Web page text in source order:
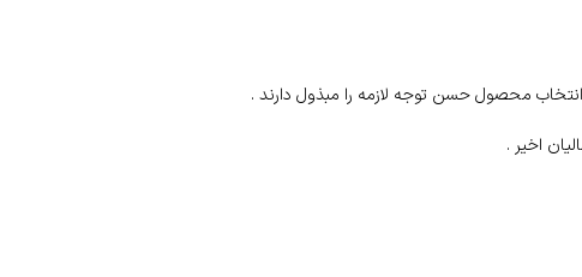
محصول حسن توجه لازمه را مبذول دارند .